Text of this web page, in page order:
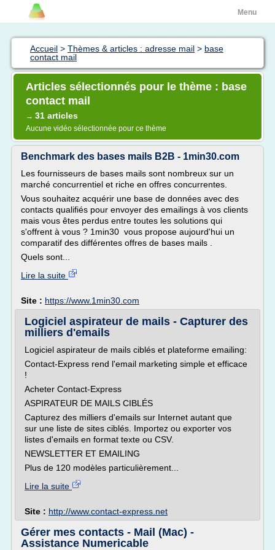
Menu
Accueil > Thèmes & articles : adresse mail > base
contact mail
Articles sélectionnés pour le thème : base
contact mail
→ 31 articles
Aucune vidéo sélectionnée pour ce thème
Benchmark des bases mails B2B - 1min30.com
Les fournisseurs de bases mails sont nombreux sur un
marché concurrentiel et riche en offres concurrentes.
Vous souhaitez acquérir une base de données avec des
contacts qualifiés pour envoyer des emailings à vos clients
mais vous êtes perdus entre toutes les solutions qui
s'offrent à vous ? 1min30 vous propose aujourd'hui un
comparatif des différentes offres de bases mails .
Quels sont...
Lire la suite
Site : https://www.1min30.com
Logiciel aspirateur de mails - Capturer des
milliers d'emails
Logiciel aspirateur de mails ciblés et plateforme emailing:
Contact-Express rend l'email marketing simple et efficace
!
Acheter Contact-Express
ASPIRATEUR DE MAILS CIBLÉS
Capturez des milliers d'emails sur Internet autant que
sur une liste de sites ciblés. Importez ou exporter vos
listes d'emails en format texte ou CSV.
NEWSLETTER ET EMAILING
Plus de 120 modèles particulièrement...
Lire la suite
Site : http://www.contact-express.net
Gérer mes contacts - Mail (Mac) -
Assistance Numericable